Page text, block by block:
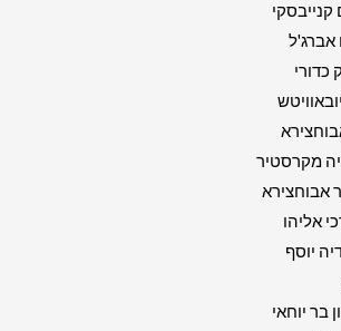
קנייבסקי
אברג'ל
כדורי
מקרסטיר
אבוחצירא
אליהו
יוסף
בר יוחאי